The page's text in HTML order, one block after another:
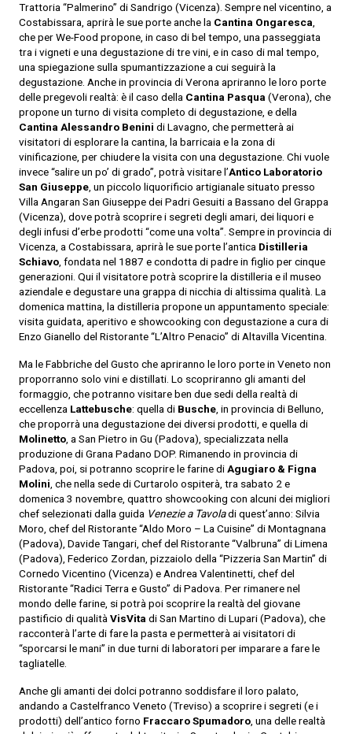
Trattoria “Palmerino” di Sandrigo (Vicenza). Sempre nel vicentino, a
Costabissara, aprirà le sue porte anche la Cantina Ongaresca,
che per We-Food propone, in caso di bel tempo, una passeggiata
tra i vigneti e una degustazione di tre vini, e in caso di mal tempo,
una spiegazione sulla spumantizzazione a cui seguirà la
degustazione. Anche in provincia di Verona apriranno le loro porte
delle pregevoli realtà: è il caso della Cantina Pasqua (Verona), che
propone un turno di visita completo di degustazione, e della
Cantina Alessandro Benini di Lavagno, che permetterà ai
visitatori di esplorare la cantina, la barricaia e la zona di
vinificazione, per chiudere la visita con una degustazione. Chi vuole
invece “salire un po’ di grado”, potrà visitare l’Antico Laboratorio
San Giuseppe, un piccolo liquorificio artigianale situato presso
Villa Angaran San Giuseppe dei Padri Gesuiti a Bassano del Grappa
(Vicenza), dove potrà scoprire i segreti degli amari, dei liquori e
degli infusi d’erbe prodotti “come una volta”. Sempre in provincia di
Vicenza, a Costabissara, aprirà le sue porte l’antica Distilleria
Schiavo, fondata nel 1887 e condotta di padre in figlio per cinque
generazioni. Qui il visitatore potrà scoprire la distilleria e il museo
aziendale e degustare una grappa di nicchia di altissima qualità. La
domenica mattina, la distilleria propone un appuntamento speciale:
visita guidata, aperitivo e showcooking con degustazione a cura di
Enzo Gianello del Ristorante “L’Altro Penacio” di Altavilla Vicentina.
Ma le Fabbriche del Gusto che apriranno le loro porte in Veneto non
proporranno solo vini e distillati. Lo scopriranno gli amanti del
formaggio, che potranno visitare ben due sedi della realtà di
eccellenza Lattebusche: quella di Busche, in provincia di Belluno,
che proporrà una degustazione dei diversi prodotti, e quella di
Molinetto, a San Pietro in Gu (Padova), specializzata nella
produzione di Grana Padano DOP. Rimanendo in provincia di
Padova, poi, si potranno scoprire le farine diAgugiaro & Figna
Molini, che nella sede di Curtarolo ospiterà, tra sabato 2 e
domenica 3 novembre, quattro showcooking con alcuni dei migliori
chef selezionati dalla guida Venezie a Tavoladi quest’anno: Silvia
Moro, chef del Ristorante “Aldo Moro – La Cuisine” di Montagnana
(Padova), Davide Tangari, chef del Ristorante “Valbruna” di Limena
(Padova), Federico Zordan, pizzaiolo della “Pizzeria San Martin” di
Cornedo Vicentino (Vicenza) e Andrea Valentinetti, chef del
Ristorante “Radici Terra e Gusto” di Padova. Per rimanere nel
mondo delle farine, si potrà poi scoprire la realtà del giovane
pastificio di qualitàVisVita di San Martino di Lupari (Padova), che
racconterà l’arte di fare la pasta e permetterà ai visitatori di
“sporcarsi le mani” in due turni di laboratori per imparare a fare le
tagliatelle.
Anche gli amanti dei dolci potranno soddisfare il loro palato,
andando a Castelfranco Veneto (Treviso) a scoprire i segreti (e i
prodotti) dell’antico forno Fraccaro Spumadoro, una delle realtà